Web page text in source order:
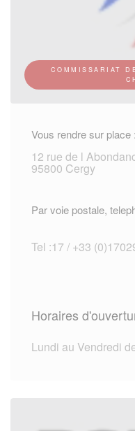
COMMISSARIAT
Vous rendre sur place :
12 rue de l
95800 Cergy
Par voie postale,
Tel :17 / +33
Horaires
Lundi au Vendredi